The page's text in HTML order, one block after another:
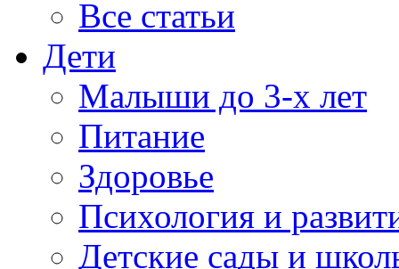
Все статьи
Дети
Малыши до 3-х лет
Питание
Здоровье
Психология и
Детские сады и